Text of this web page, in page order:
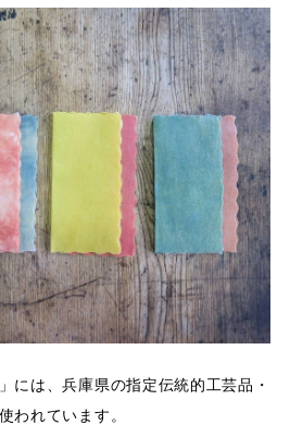
には、兵庫県の指定伝統的工芸品・
われています。